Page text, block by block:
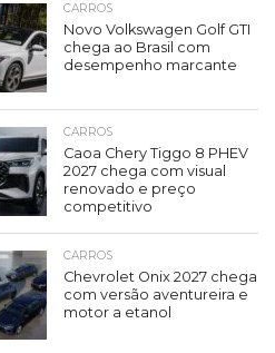
CARROS
Novo Volkswagen Golf GTI
chega ao Brasil com
desempenho marcante
CARROS
Caoa Chery Tiggo 8 PHEV
2027 chega com visual
renovado e preço
competitivo
CARROS
Chevrolet Onix 2027 chega
com versão aventureira e
motor a etanol